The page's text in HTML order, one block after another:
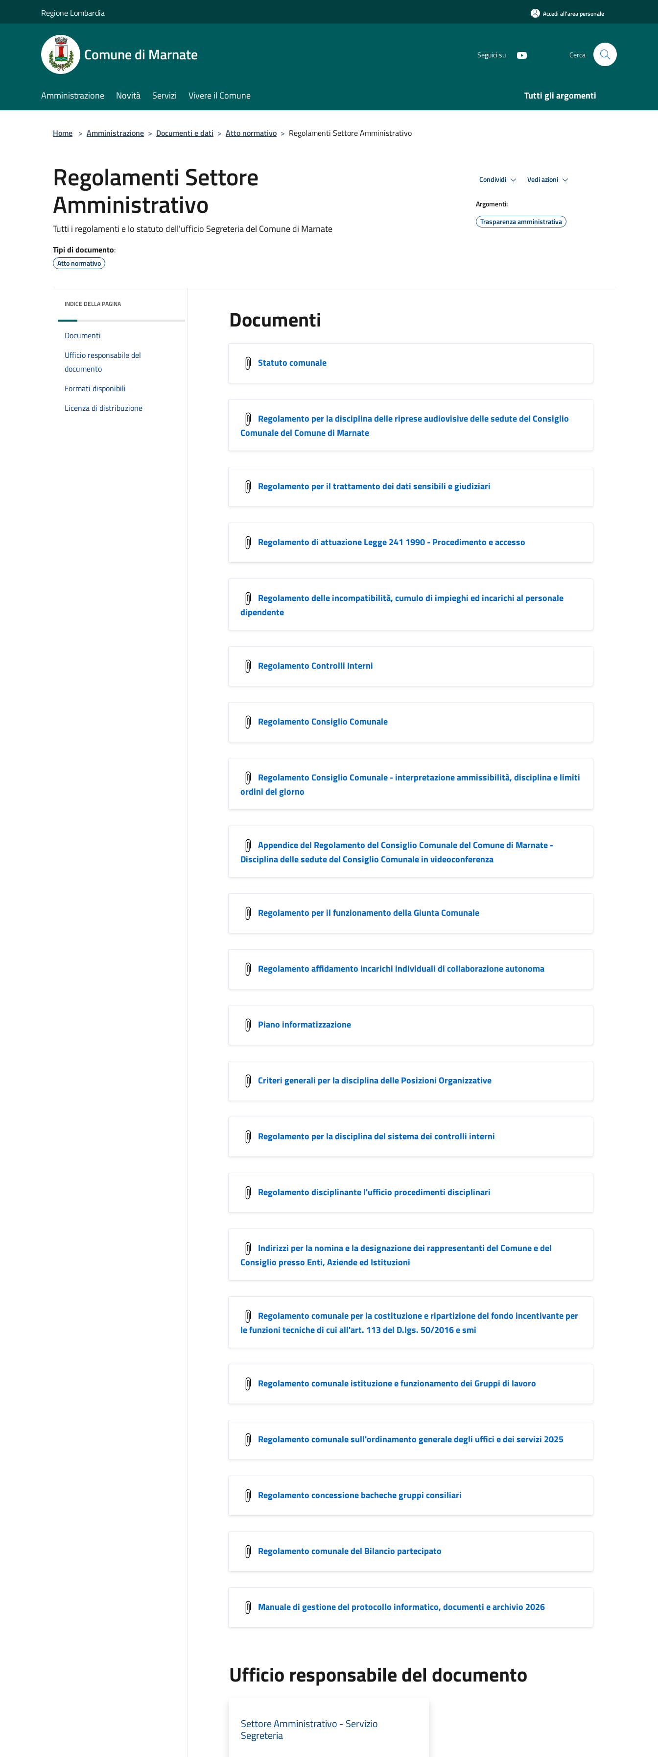
Regione Lombardia Accedi all'area personale
Comune di Marnate Seguici su Cerca
Amministrazione Novità Servizi Vivere il Comune Tutti gli argomenti
Home > Amministrazione > Documenti e dati > Atto normativo > Regolamenti Settore Amministrativo
Regolamenti Settore
Amministrativo
Tutti i regolamenti e lo statuto dell'ufficio Segreteria del Comune di Marnate
Tipi di documento:
Atto normativo
Condividi Vedi azioni
Argomenti:
Trasparenza amministrativa
INDICE DELLA PAGINA
Documenti
Ufficio responsabile del
documento
Formati disponibili
Licenza di distribuzione
Documenti
Statuto comunale
Regolamento per la disciplina delle riprese audiovisive delle sedute del Consiglio
Comunale del Comune di Marnate
Regolamento per il trattamento dei dati sensibili e giudiziari
Regolamento di attuazione Legge 241 1990 - Procedimento e accesso
Regolamento delle incompatibilità, cumulo di impieghi ed incarichi al personale
dipendente
Regolamento Controlli Interni
Regolamento Consiglio Comunale
Regolamento Consiglio Comunale - interpretazione ammissibilità, disciplina e limiti
ordini del giorno
Appendice del Regolamento del Consiglio Comunale del Comune di Marnate -
Disciplina delle sedute del Consiglio Comunale in videoconferenza
Regolamento per il funzionamento della Giunta Comunale
Regolamento affidamento incarichi individuali di collaborazione autonoma
Piano informatizzazione
Criteri generali per la disciplina delle Posizioni Organizzative
Regolamento per la disciplina del sistema dei controlli interni
Regolamento disciplinante l'ufficio procedimenti disciplinari
Indirizzi per la nomina e la designazione dei rappresentanti del Comune e del
Consiglio presso Enti, Aziende ed Istituzioni
Regolamento comunale per la costituzione e ripartizione del fondo incentivante per
le funzioni tecniche di cui all'art. 113 del D.lgs. 50/2016 e smi
Regolamento comunale istituzione e funzionamento dei Gruppi di lavoro
Regolamento comunale sull'ordinamento generale degli uffici e dei servizi 2025
Regolamento concessione bacheche gruppi consiliari
Regolamento comunale del Bilancio partecipato
Manuale di gestione del protocollo informatico, documenti e archivio 2026
Ufficio responsabile del documento
Settore Amministrativo - Servizio
Segreteria